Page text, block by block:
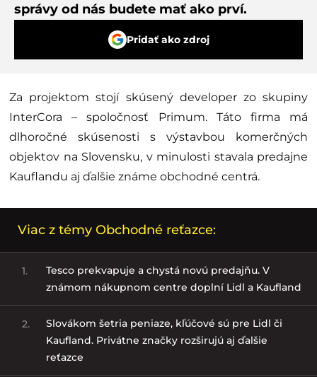
správy od nás budete mať ako prví.
Pridať ako zdroj
Za projektom stojí skúsený developer zo skupiny
InterCora – spoločnosť Primum. Táto firma má
dlhoročné skúsenosti s výstavbou komerčných
objektov na Slovensku, v minulosti stavala predajne
Kauflandu aj ďalšie známe obchodné centrá.
Viac z témy Obchodné reťazce:
1.
Tesco prekvapuje a chystá novú predajňu. V
známom nákupnom centre doplní Lidl a Kaufland
2.
Slovákom šetria peniaze, kľúčové sú pre Lidl či
Kaufland. Privátne značky rozširujú aj ďalšie
reťazce